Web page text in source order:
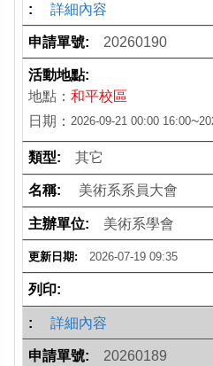
詳細內容
20260190
地點： 和平校區
日期： 2026-09-21 00:00 16:00~
其它
美術系系員大會
美術系學會
2026-07-19 09:35
詳細內容
20260189